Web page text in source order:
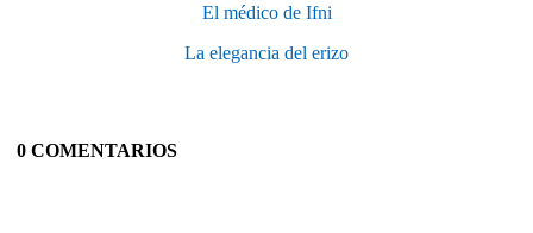
El médico de Ifni
La elegancia del erizo
0 COMENTARIOS